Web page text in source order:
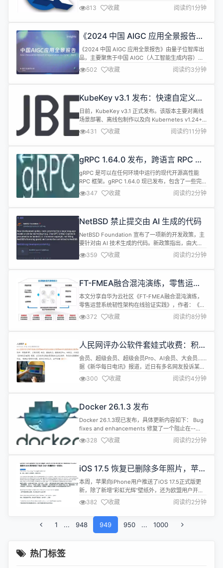
https://x.com/elonmusk/status/
现在在浏览器地址栏输入 twitter.com 将重定向至马
斯克钟爱的 x.com。
813 收藏 阅读约1分钟
《2024 中国 AIGC 应用全景报告》
发布
《2024 中国 AIGC 应用全景报告》由量子位智库出
品，主要聚焦于中国 AIGC（人工智能生成内容）应
用的现状、趋势和未来发展。 以下是报告的核心内容
概要： AIGC 应用定义：量子位智库将 AIGC 应用定
义为使用生成式 AI 技术作为技术引擎的标准化产
用现状及分析： 创投现状：AIGC 产业投资呈现...
502 收藏 阅读约3分钟
KubeKey v3.1 发布：快速自定义离
线安装包
日前，KubeKey v3.1 正式发布。该版本主要对离线
场景部署、离线包制作以及向 Kubernetes v1.24+
升级进行了优化。 KubeKey 简介 KubeKey 是
KubeSphere 社区开源的一款高效集群部署工具，
运行时默认使用 Docker，也可对接 Containerd、
431 收藏 阅读约11分钟
gRPC 1.64.0 发布，跨语言 RPC 框
架
gRPC 是可以在任何环境中运行的现代开源高性能
RPC 框架。gRPC 1.64.0 现已发布，包含了一些完
善、改进和错误修复；具体更新内容如下： Core
[BoringSSL] 更新third_party/boringssl-with-
bazel。 (#36435) [build] 限制 grpc_public_hdrs
347 收藏 阅读约2分钟
NetBSD 禁止提交由 AI 生成的代码
NetBSD Foundation 宣布了一项新的开发政策，主
要针对由 AI 技术生成的代码。新政策指出，由大语
言模型或类似技术（如 ChatGPT、GitHub
Copilot）生成的代码将被假定为受到污染（即版权
不明，不符合 NetBSD 的许可目标），从而不能被提
第二点指出： ...
359 收藏 阅读约2分钟
FT-FMEA融合混沌演练，零售运营
系统韧性架构在线验证实践
本文分享自华为云社区《FT-FMEA融合混沌演练，
零售运营系统韧性架构在线验证实践》，作者：《华
为云确定性运维案例集（第2期）》聂刚。 一、业务
背景 某零售企业营业范围覆盖20+个省份、数百个城
市，为千家万户的生活提供服务，深受大众青睐。近
力于实现业务的全面数字化，持续开发新的IT产品，
覆盖从供应链到市场营销、客...
372 收藏 阅读约8分钟
人民网评办公软件套娃式收费：积极
解“套”，才有未来
会员、超级会员、超级会员Pro、AI会员、大会员……
据《新华每日电讯》报道，近日有多名网友投诉某知
名办公软件，称其存在随意修改会员等级、“套娃式”
收费等问题。部分受访者认为，此举涉嫌侵犯消费者
的知情权、选择权。 “大套餐里套小套餐，小套餐又
收费模式犯了众怒，引发了质疑。 基于常理可知，企
业提供了新服务，或者说提供...
300 收藏 阅读约4分钟
Docker 26.1.3 发布
Docker 26.1.3现已发布，具体更新内容如下： Bug
fixes and enhancements 修复了一个阻止在--
internal网络中使用 DNS 服务器的回归。
moby/moby#47832 当内部 DNS 服务器自己的地
址作为外部服务器地址提供时，忽略它以避免无效的
328 收藏 阅读约2分钟
iOS 17.5 恢复已删除多年照片，苹果
回应“不用担心隐私安全”
本周，苹果向iPhone用户推送了iOS 17.5正式版更
新，除了新增“彩虹光辉”壁纸外，还为欧盟用户开放
了网页侧载、新增了“维修模式”等。 然而，有用户更
新后却发现自己已删除多年的照片又重新出现。
https://www.reddit.com/r/ios/comments/1cryayx/
382 收藏 阅读约2分钟
1 ... 948 949 950 ... 1000
热门标签